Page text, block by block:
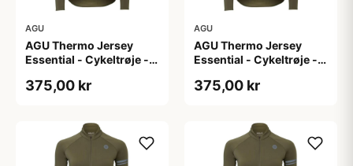
AGU
AGU Thermo Jersey
Essential - Cykeltrøje -
M
375,00 kr
AGU
AGU Thermo Jersey
Essential - Cykeltrøje -
S
375,00 kr